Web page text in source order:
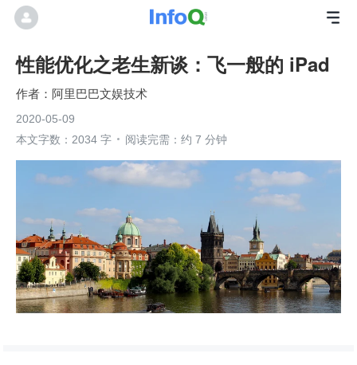
性能优化之老生新谈：飞一般的 iPad
阿里巴巴文娱技术
2020-05-09
本文字数：2034 字
阅读完需：约 7 分钟